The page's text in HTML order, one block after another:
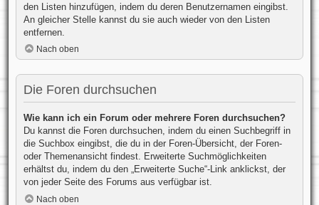
den Listen hinzufügen, indem du deren Benutzernamen eingibst.
An gleicher Stelle kannst du sie auch wieder von den Listen
entfernen.
Nach oben
Die Foren durchsuchen
Wie kann ich ein Forum oder mehrere Foren durchsuchen?
Du kannst die Foren durchsuchen, indem du einen Suchbegriff in
die Suchbox eingibst, die du in der Foren-Übersicht, der Foren-
oder Themenansicht findest. Erweiterte Suchmöglichkeiten
erhältst du, indem du den „Erweiterte Suche“-Link anklickst, der
von jeder Seite des Forums aus verfügbar ist.
Nach oben